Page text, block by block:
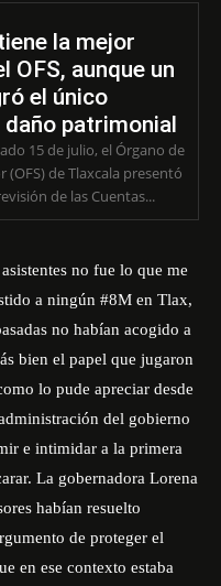
la mejor
OFS, aunque un
el único
patrimonial
15 de julio, el Órgano de
(OFS) de Tlaxcala presentó
de las Cuentas...
no fue lo que me
a ningún #8M en Tlax,
no habían acogido a
bien el papel que jugaron
lo pude apreciar desde
del gobierno
e intimidar a la primera
La gobernadora Lorena
habían resuelto
de proteger el
en ese contexto estaba